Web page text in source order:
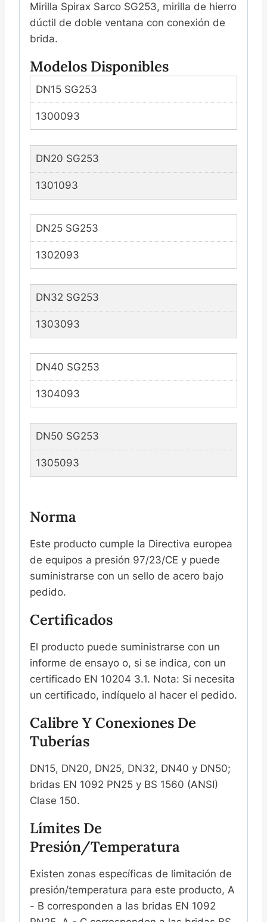
Mirilla Spirax Sarco SG253, mirilla de hierro
dúctil de doble ventana con conexión de
brida.
Modelos Disponibles
DN15 SG253
1300093
DN20 SG253
1301093
DN25 SG253
1302093
DN32 SG253
1303093
DN40 SG253
1304093
DN50 SG253
1305093
Norma
Este producto cumple la Directiva europea
de equipos a presión 97/23/CE y puede
suministrarse con un sello de acero bajo
pedido.
Certificados
El producto puede suministrarse con un
informe de ensayo o, si se indica, con un
certificado EN 10204 3.1. Nota: Si necesita
un certificado, indíquelo al hacer el pedido.
Calibre Y Conexiones De
Tuberías
DN15, DN20, DN25, DN32, DN40 y DN50;
bridas EN 1092 PN25 y BS 1560 (ANSI)
Clase 150.
Límites De
Presión/temperatura
Existen zonas específicas de limitación de
presión/temperatura para este producto, A
- B corresponden a las bridas EN 1092